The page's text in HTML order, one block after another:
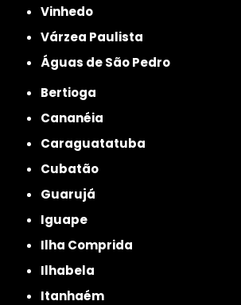
Vinhedo
Várzea Paulista
Águas de São Pedro
Bertioga
Cananéia
Caraguatatuba
Cubatão
Guarujá
Iguape
Ilha Comprida
Ilhabela
Itanhaém